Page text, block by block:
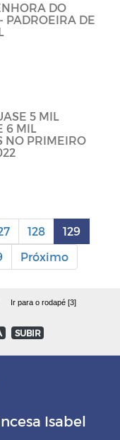
DO
PADROEIRA DE
5 MIL
6 MIL
NO PRIMEIRO
128
129
Próximo
Ir para o rodapé [3]
SUBIR
Isabel